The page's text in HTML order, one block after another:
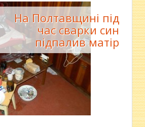
На Полтавщині під
час сварки син
підпалив матір